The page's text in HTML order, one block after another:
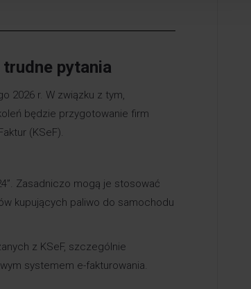
pytania
2026 r. W związku z tym,
będzie przygotowanie firm
(KSeF).
Zasadniczo mogą je stosować
kupujących paliwo do samochodu
z KSeF, szczególnie
systemem e-fakturowania.